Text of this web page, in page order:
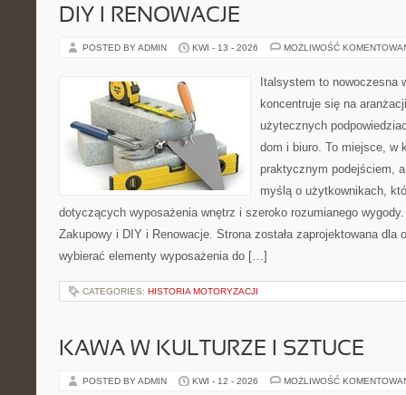
DIY I RENOWACJE
POSTED BY ADMIN KWI - 13 - 2026 MOŻLIWOŚĆ
Italsystem to nowoczesna
koncentruje się na
użytecznych
dom i biuro. To miejsce, w
praktycznym podejściem,
myślą o użytkownikach,
dotyczących wyposażenia wnętrz i szeroko rozumianego
Zakupowy i DIY i Renowacje. Strona została zaprojektowana dla
wybierać elementy wyposażenia do […]
CATEGORIES: HISTORIA MOTORYZACJI
KAWA W KULTURZE I SZTUCE
POSTED BY ADMIN KWI - 12 - 2026 MOŻLIWOŚĆ